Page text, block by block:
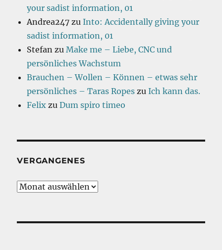
your sadist information, 01
Andrea247 zuInto: Accidentally giving your
sadist information, 01
Stefan zuMake me – Liebe, CNC und
persönliches Wachstum
Brauchen – Wollen – Können – etwas sehr
persönliches – Taras Ropes zuIch kann das.
Felix zuDum spiro timeo
VERGANGENES
Vergangenes